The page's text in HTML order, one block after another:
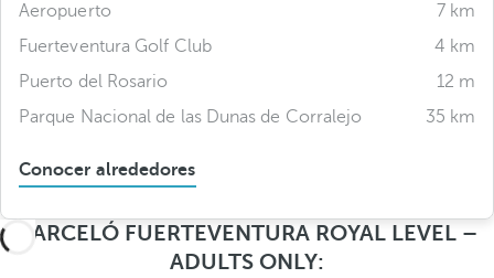
Aeropuerto
7 km
Fuerteventura Golf Club
4 km
Puerto del Rosario
12 m
Parque Nacional de las Dunas de Corralejo
35 km
Conocer alrededores
BARCELÓ FUERTEVENTURA ROYAL LEVEL –
ADULTS ONLY: